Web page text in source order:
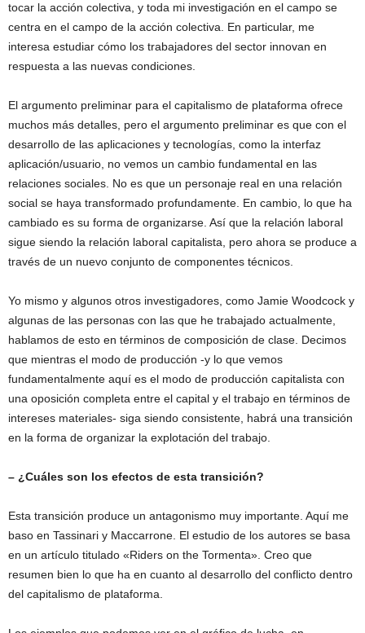
tocar la acción colectiva, y toda mi investigación en el campo se
centra en el campo de la acción colectiva. En particular, me
interesa estudiar cómo los trabajadores del sector innovan en
respuesta a las nuevas condiciones.
El argumento preliminar para el capitalismo de plataforma ofrece
muchos más detalles, pero el argumento preliminar es que con el
desarrollo de las aplicaciones y tecnologías, como la interfaz
aplicación/usuario, no vemos un cambio fundamental en las
relaciones sociales. No es que un personaje real en una relación
social se haya transformado profundamente. En cambio, lo que ha
cambiado es su forma de organizarse. Así que la relación laboral
sigue siendo la relación laboral capitalista, pero ahora se produce a
través de un nuevo conjunto de componentes técnicos.
Yo mismo y algunos otros investigadores, como Jamie Woodcock y
algunas de las personas con las que he trabajado actualmente,
hablamos de esto en términos de composición de clase. Decimos
que mientras el modo de producción -y lo que vemos
fundamentalmente aquí es el modo de producción capitalista con
una oposición completa entre el capital y el trabajo en términos de
intereses materiales- siga siendo consistente, habrá una transición
en la forma de organizar la explotación del trabajo.
– ¿Cuáles son los efectos de esta transición?
Esta transición produce un antagonismo muy importante. Aquí me
baso en Tassinari y Maccarrone. El estudio de los autores se basa
en un artículo titulado «Riders on the Tormenta». Creo que
resumen bien lo que ha en cuanto al desarrollo del conflicto dentro
del capitalismo de plataforma.